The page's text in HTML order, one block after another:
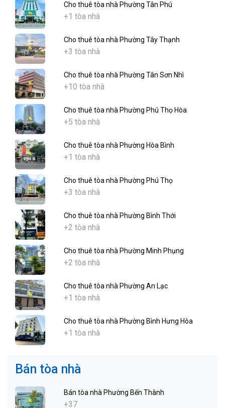
Cho thuê tòa nhà Phường Tân Phú
+1 tòa nhà
Cho thuê tòa nhà Phường Tây Thạnh
+3 tòa nhà
Cho thuê tòa nhà Phường Tân Sơn Nhì
+10 tòa nhà
Cho thuê tòa nhà Phường Phú Thọ Hòa
+5 tòa nhà
Cho thuê tòa nhà Phường Hòa Bình
+1 tòa nhà
Cho thuê tòa nhà Phường Phú Thọ
+3 tòa nhà
Cho thuê tòa nhà Phường Bình Thới
+2 tòa nhà
Cho thuê tòa nhà Phường Minh Phụng
+2 tòa nhà
Cho thuê tòa nhà Phường An Lạc
+1 tòa nhà
Cho thuê tòa nhà Phường Bình Hưng Hòa
+1 tòa nhà
Bán tòa nhà
Bán tòa nhà Phường Bến Thành
+37